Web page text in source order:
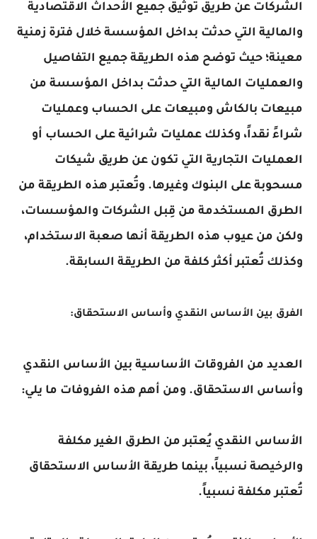
الشركات عن طريق توثيق جميع الأحداث الاقتصادية
والمالية التي حدثت بداخل المؤسسة خلال فترة زمنية
معينة؛ حيث توضح هذه الطريقة جميع التفاصيل
والعمليات المالية التي حدثت بداخل المؤسسة من
مبيعات بالكاش ومبيعات على الحساب وعمليات
شراءً نقداً، وكذلك عمليات شرائية على الحساب أو
العمليات التجارية التي تكون عن طريق شيكات
مسحوبة على البنوك وغيرها. وتُعتبر هذه الطريقة من
الطرق المستخدمة من قِبل الشركات والمؤسسات،
ولكن من عيوب هذه الطريقة أنها صعبة الاستخدام،
وكذلك تُعتبر أكثر كلفة من الطريقة السابقة.
الفرق بين الأساس النقدي وأساس الاستحقاق:
العديد من الفروقات الأساسية بين الأساس النقدي
وأساس الاستحقاق. ومن أهم هذه الفروفات ما يلي:
الأساس النقدي يُعتبر من الطرق الغير مكلفة
والرخيصة نسبياً، بينما طريقة الأساس الاستحقاق
تُعتبر مكلفة نسبياً.